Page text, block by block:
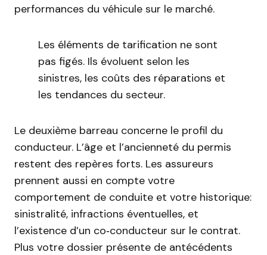
performances du véhicule sur le marché.
Les éléments de tarification ne sont
pas figés. Ils évoluent selon les
sinistres, les coûts des réparations et
les tendances du secteur.
Le deuxième barreau concerne le profil du
conducteur. L’âge et l’ancienneté du permis
restent des repères forts. Les assureurs
prennent aussi en compte votre
comportement de conduite et votre historique:
sinistralité, infractions éventuelles, et
l’existence d’un co‑conducteur sur le contrat.
Plus votre dossier présente de antécédents